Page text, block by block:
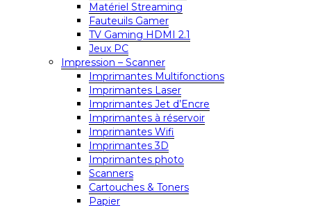
Matériel Streaming
Fauteuils Gamer
TV Gaming HDMI 2.1
Jeux PC
Impression – Scanner
Imprimantes Multifonctions
Imprimantes Laser
Imprimantes Jet d’Encre
Imprimantes à réservoir
Imprimantes Wifi
Imprimantes 3D
Imprimantes photo
Scanners
Cartouches & Toners
Papier